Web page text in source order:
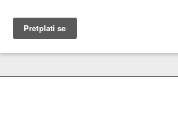
MUŽEVNI BUDITE